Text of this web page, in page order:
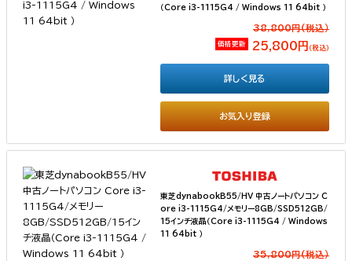
（Core i3-1115G4 / Windows 11 64bit ）
38,800円(税込）
価格更新 25,800円 （税込）
お気入り登録
詳しく見る
東芝dynabookB55/HV 中古ノートパソコン C
ore i3-1115G4/メモリー8GB/SSD512GB/
15インチ液晶（Core i3-1115G4 / Windows
11 64bit ）
35,800円(税込）